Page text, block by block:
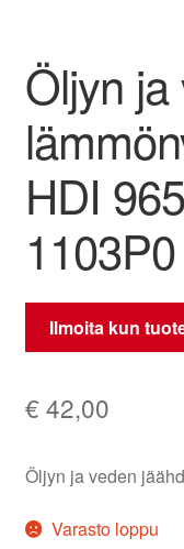
Tilini
Valitukset
Öljyn ja
HDI
1103P0
Ilmoita kun
€ 42,00
Öljyn ja veden
Varasto loppu